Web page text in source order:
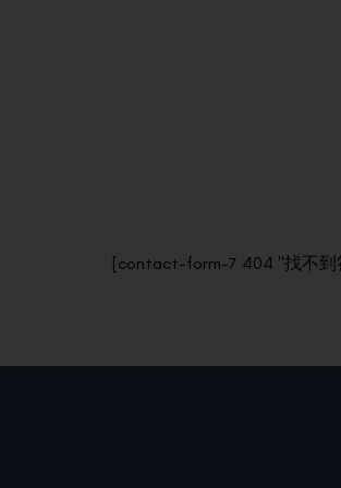
[contact-form-7 404 "找不到